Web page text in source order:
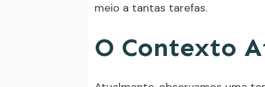
meio a tantas tarefas.
O Contexto